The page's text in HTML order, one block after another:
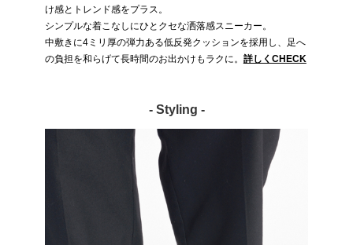
け感とトレンド感をプラス。
シンプルな着こなしにひとクセな洒落感スニーカー。
中敷きに4ミリ厚の弾力ある低反発クッションを採用し、足へ
の負担を和らげて長時間のお出かけもラクに。 詳しくCHECK
- Styling -